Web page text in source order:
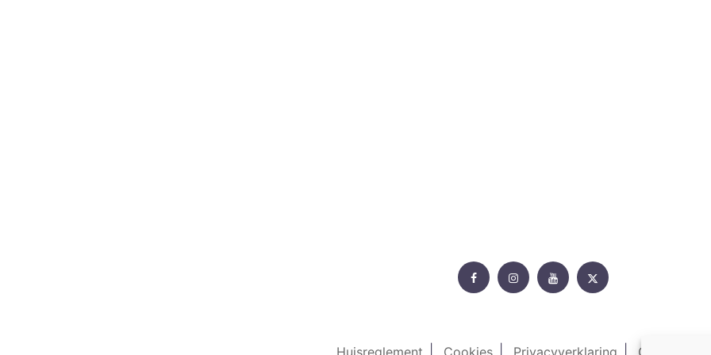
FacebookInstagramYoutube Twitter
Huisreglement Cookies Privacyverklaring Contacteer